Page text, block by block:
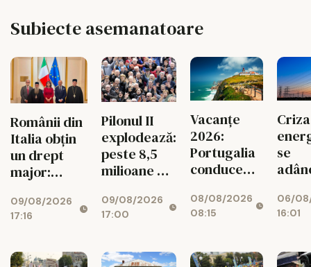
Subiecte asemanatoare
Românii din
Italia obțin
un drept
major:
Ortodoxă
Română,
oficial
09/08/2026
17:16
Pilonul II
explodează:
peste 8,5
milioane de
bani puși
deoparte
09/08/2026
17:00
Vacanțe
2026:
Portugalia
conduce
08/08/2026
08:15
Criza
se
mari
06/
16:01